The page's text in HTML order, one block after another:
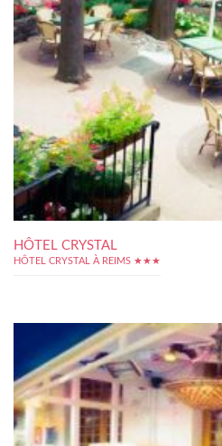
HÔTEL CRYSTAL
HÔTEL CRYSTAL À REIMS ★★★